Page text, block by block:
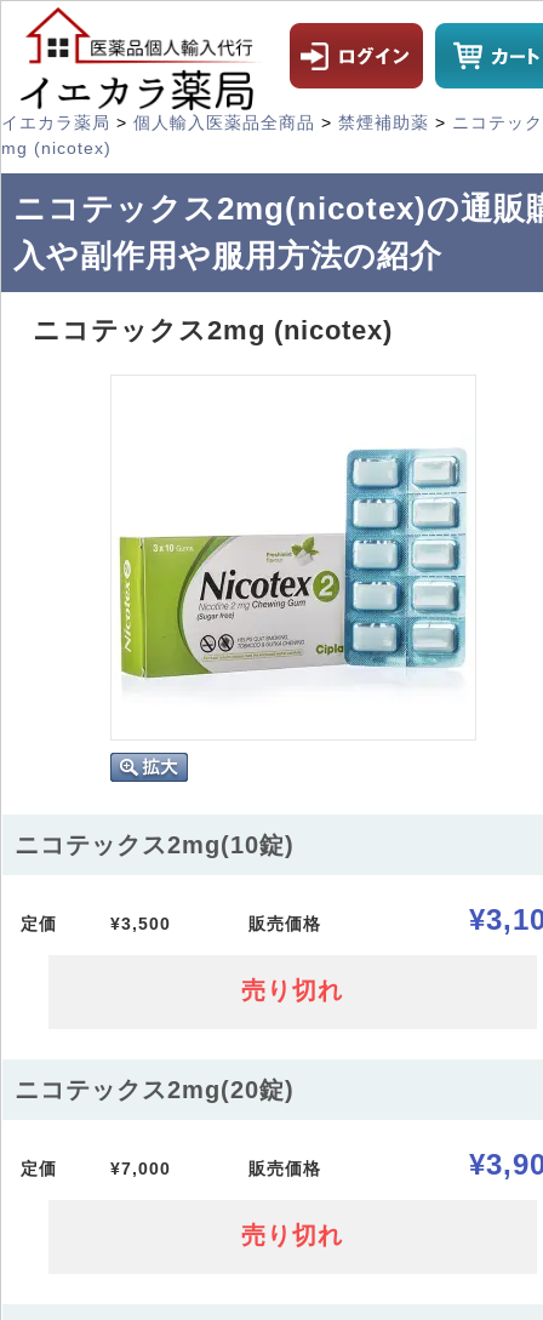
イエカラ薬局 > 個人輸入医薬品全商品 > 禁煙補助薬 > ニコテッ
mg (nicotex)
ニコテックス2mg(nicotex)の通販
入や副作用や服用方法の紹介
ニコテックス2mg (nicotex)
ニコテックス2mg(10錠)
定価 ¥3,500 販売価格
売り切れ
ニコテックス2mg(20錠)
定価 ¥7,000 販売価格
売り切れ